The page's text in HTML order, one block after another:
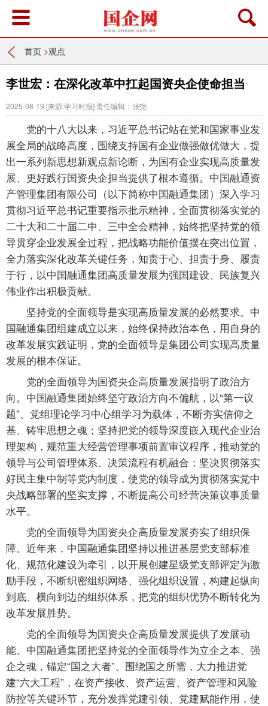
首页 >观点
李世宏：在深化改革中扛起国资央企使命担当
2025-08-19 [来源:学习时报]责任编辑：张尧
党的十八大以来，习近平总书记站在党和国家事业发
展全局的战略高度，围绕支持国有企业做强做优做大，提
出一系列新思想新观点新论断，为国有企业实现高质量发
展、更好践行国资央企担当提供了根本遵循。中国融通资
产管理集团有限公司（以下简称中国融通集团）深入学习
贯彻习近平总书记重要指示批示精神，全面贯彻落实党的
二十大和二十届二中、三中全会精神，始终把坚持党的领
导贯穿企业发展全过程，把战略功能价值摆在突出位置，
全力落实深化改革关键任务，知责于心、担责于身、履责
于行，以中国融通集团高质量发展为强国建设、民族复兴
伟业作出积极贡献。
坚持党的全面领导是实现高质量发展的必然要求。中
国融通集团组建成立以来，始终保持政治本色，用自身的
改革发展实践证明，党的全面领导是集团公司实现高质量
发展的根本保证。
党的全面领导为国资央企高质量发展指明了政治方
向。中国融通集团始终坚守政治方向不偏航，以“第一议
题”、党组理论学习中心组学习为载体，不断夯实信仰之
基、铸牢思想之魂；坚持把党的领导深度嵌入现代企业治
理架构，规范重大经营管理事项前置审议程序，推动党的
领导与公司管理体系、决策流程有机融合；坚决贯彻落实
好民主集中制等党内制度，使党的领导成为贯彻落实党中
央战略部署的坚实支撑，不断提高公司经营决策议事质量
水平。
党的全面领导为国资央企高质量发展夯实了组织保
障。近年来，中国融通集团坚持以推进基层党支部标准
化、规范化建设为牵引，以开展创建星级党支部评定为激
励手段，不断织密组织网络、强化组织设置，构建起纵向
到底、横向到边的组织体系，把党的组织优势不断转化为
改革发展胜势。
党的全面领导为国资央企高质量发展提供了发展动
能。中国融通集团把坚持党的全面领导作为立企之本、强
企之魂，锚定“国之大者”、围绕国之所需，大力推进党
建“六大工程”，在资产接收、资产运营、资产管理和风险
防控等关键环节，充分发挥党建引领、党建赋能作用，使